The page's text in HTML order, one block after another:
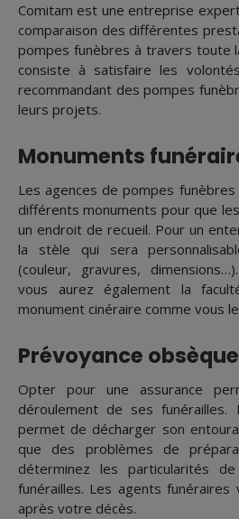
Comitam est une entreprise
comparaison des différentes
pompes funèbres à travers toute
consiste à satisfaire les
recommandant des pompes
leurs projets.
Monuments
Les agences de pompes
différents monuments pour que
un endroit de recueil. Pour un
la stèle qui sera
(couleur, gravures,
vous aurez également la
monument cinéraire comme vous
Prévoyance
Opter pour une assurance
déroulement de ses funérailles.
permet de décharger son
que des problèmes de
déterminez les particularités
funérailles. Les agents
après votre décès.